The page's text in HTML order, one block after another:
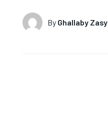
By Ghallaby Zasy